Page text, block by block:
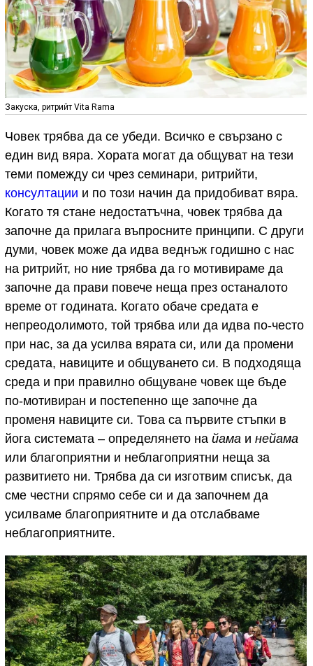
Закуска, ритрийт Vita Rama
Човек трябва да се убеди. Всичко е свързано с
един вид вяра. Хората могат да общуват на тези
теми помежду си чрез семинари, ритрийти,
консултации и по този начин да придобиват вяра.
Когато тя стане недостатъчна, човек трябва да
започне да прилага въпросните принципи. С други
думи, човек може да идва веднъж годишно с нас
на ритрийт, но ние трябва да го мотивираме да
започне да прави повече неща през останалото
време от годината. Когато обаче средата е
непреодолимото, той трябва или да идва по-често
при нас, за да усилва вярата си, или да промени
средата, навиците и общуването си. В подходяща
среда и при правилно общуване човек ще бъде
по-мотивиран и постепенно ще започне да
променя навиците си. Това са първите стъпки в
йога системата – определянето на йама и нейама
или благоприятни и неблагоприятни неща за
развитието ни. Трябва да си изготвим списък, да
сме честни спрямо себе си и да започнем да
усилваме благоприятните и да отслабваме
неблагоприятните.